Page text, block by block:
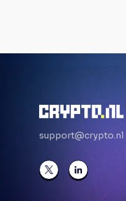
support@crypto.nl